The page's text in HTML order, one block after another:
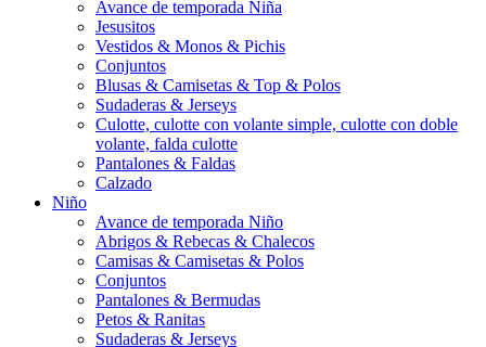
Avance de temporada Niña
Jesusitos
Vestidos & Monos & Pichis
Conjuntos
Blusas & Camisetas & Top & Polos
Sudaderas & Jerseys
Culotte, culotte con volante simple, culotte con doble
volante, falda culotte
Pantalones & Faldas
Calzado
Niño
Avance de temporada Niño
Abrigos & Rebecas & Chalecos
Camisas & Camisetas & Polos
Conjuntos
Pantalones & Bermudas
Petos & Ranitas
Sudaderas & Jerseys